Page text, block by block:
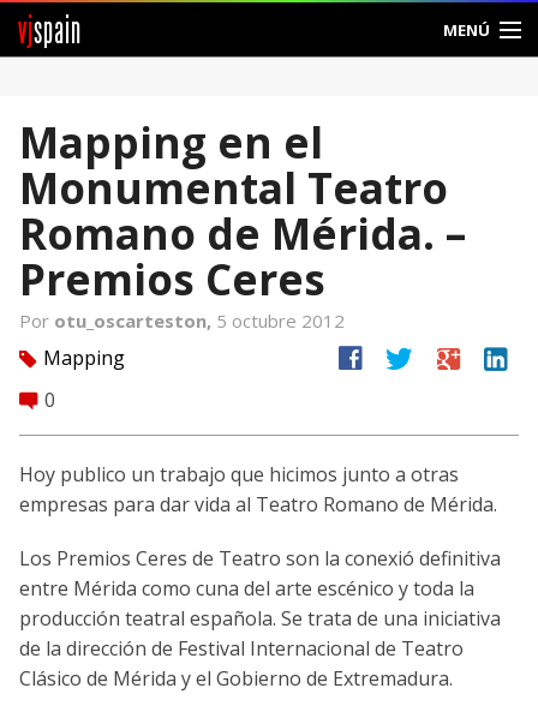
vjspain MENÚ
Foros
Noticias
Vjspain
Ayuda
Contacto
Entrar
Crear Cuenta
Mapping en el
Monumental Teatro
Romano de Mérida. –
Premios Ceres
Por otu_oscarteston, 5 octubre 2012
tag Mapping
comment 0
facebook twitter google linkedin
Hoy publico un trabajo que hicimos junto a otras
empresas para dar vida al Teatro Romano de Mérida.
Los Premios Ceres de Teatro son la conexió definitiva
entre Mérida como cuna del arte escénico y toda la
producción teatral española. Se trata de una iniciativa
de la dirección de Festival Internacional de Teatro
Clásico de Mérida y el Gobierno de Extremadura.